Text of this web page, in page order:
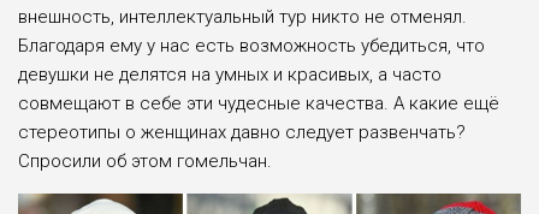
внешность, интеллектуальный тур никто не отменял.
Благодаря ему у нас есть возможность убедиться, что
девушки не делятся на умных и красивых, а часто
совмещают в себе эти чудесные качества. А какие ещё
стереотипы о женщинах давно следует развенчать?
Спросили об этом гомельчан.